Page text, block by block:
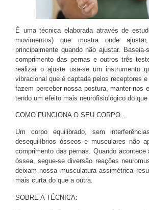
É uma técnica elaborada através de
movimentos) que mostra onde
principalmente quando não ajustar.
comprimento das pernas e outros três
realizar o ajuste usa-se um instrumento
vibracional que é captada pelos receptores
fazem perceber nossa postura, manter-nos
tendo um efeito mais neurofisiológico do que
COMO FUNCIONA O SEU CORPO…
Um corpo equilibrado, sem
desequilíbrios ósseos e musculares não
comprimento das pernas. Quando acontece
óssea, segue-se diversão reações
deixam nossa musculatura assimétrica
mais curta do que a outra.
SOBRE A TÉCNICA: